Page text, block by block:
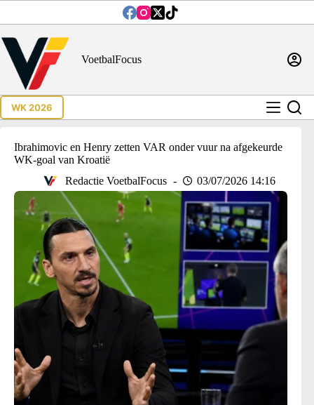
inhoud
VoetbalFocus
WK 2026
Ibrahimovic en Henry zetten VAR onder vuur na afgekeurde
WK-goal van Kroatië
Redactie VoetbalFocus
03/07/2026 14:16